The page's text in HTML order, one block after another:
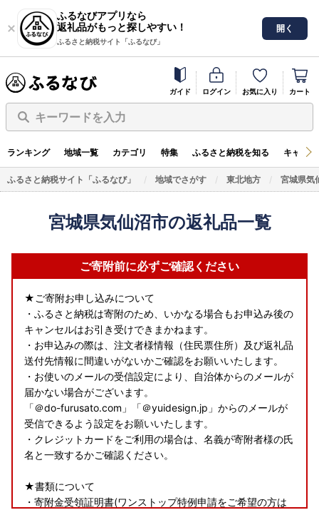
ふるなびアプリなら
返礼品がもっと探しやすい！
ふるさと納税サイト「ふるなび」
開く
ガイド ログイン お気に入り カート
キーワードを入力
ランキング 地域一覧 カテゴリ 特集 ふるさと納税を知る キャン
ふるさと納税サイト「ふるなび」 地域でさがす 東北地方 宮城県気
宮城県気仙沼市の返礼品一覧
ご寄附前に必ずご確認ください
★ご寄附お申し込みについて
・ふるさと納税は寄附のため、いかなる場合もお申込み後の
キャンセルはお引き受けできまかねます。
・お申込みの際は、注文者様情報（住民票住所）及び返礼品
送付先情報に間違いがないかご確認をお願いいたします。
・お使いのメールの受信設定により、自治体からのメールが
届かない場合がございます。
「＠do-furusato.com」「＠yuidesign.jp」からのメールが
受信できるよう設定をお願いいたします。
・クレジットカードをご利用の場合は、名義が寄附者様の氏
名と一致するかご確認ください。
★書類について
・寄附金受領証明書(ワンストップ特例申請をご希望の方は